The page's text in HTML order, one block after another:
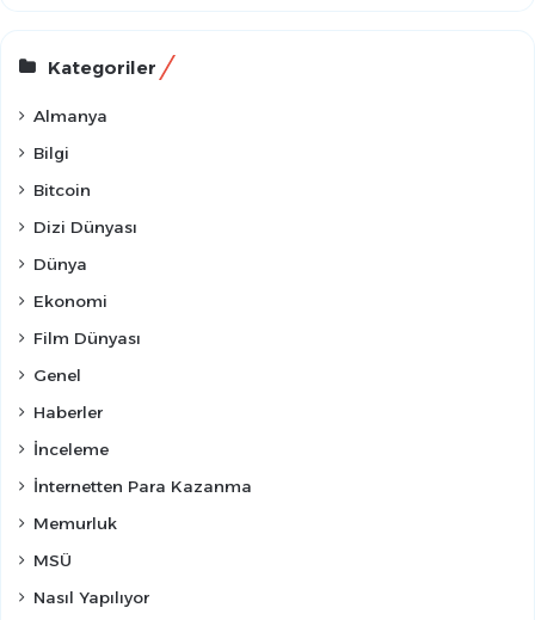
Kategoriler
Almanya
Bilgi
Bitcoin
Dizi Dünyası
Dünya
Ekonomi
Film Dünyası
Genel
Haberler
İnceleme
İnternetten Para Kazanma
Memurluk
MSÜ
Nasıl Yapılıyor